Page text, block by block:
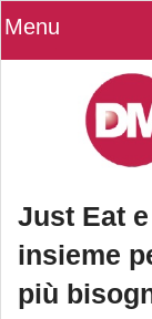
Menu
Just Eat
insieme
più